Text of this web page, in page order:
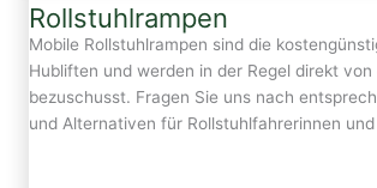
Rollstuhlrampen
Mobile Rollstuhlrampen sind die
Hubliften und werden in der Regel direkt
bezuschusst. Fragen Sie uns nach
und Alternativen für Rollstuhlfahrerinnen